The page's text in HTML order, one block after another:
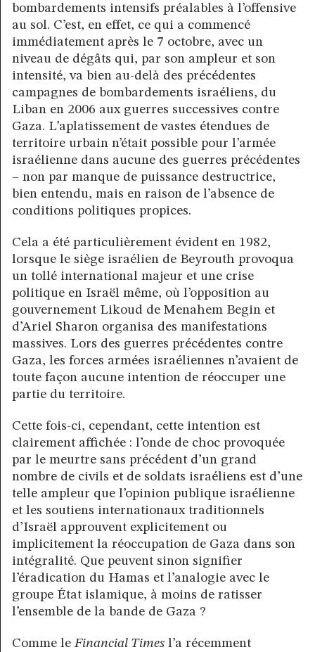
bombardements intensifs préalables à l’offensive
au sol. C’est, en effet, ce qui a commencé
immédiatement après le 7 octobre, avec un
niveau de dégâts qui, par son ampleur et son
intensité, va bien au-delà des précédentes
campagnes de bombardements israéliens, du
Liban en 2006 aux guerres successives contre
Gaza. L’aplatissement de vastes étendues de
territoire urbain n’était possible pour l’armée
israélienne dans aucune des guerres précédentes
– non par manque de puissance destructrice,
bien entendu, mais en raison de l’absence de
conditions politiques propices.
Cela a été particulièrement évident en 1982,
lorsque le siège israélien de Beyrouth provoqua
un tollé international majeur et une crise
politique en Israël même, où l’opposition au
gouvernement Likoud de Menahem Begin et
d’Ariel Sharon organisa des manifestations
massives. Lors des guerres précédentes contre
Gaza, les forces armées israéliennes n’avaient de
toute façon aucune intention de réoccuper une
partie du territoire.
Cette fois-ci, cependant, cette intention est
clairement affichée : l’onde de choc provoquée
par le meurtre sans précédent d’un grand
nombre de civils et de soldats israéliens est d’une
telle ampleur que l’opinion publique israélienne
et les soutiens internationaux traditionnels
d’Israël approuvent explicitement ou
implicitement la réoccupation de Gaza dans son
intégralité. Que peuvent sinon signifier
l’éradication du Hamas et l’analogie avec le
groupe État islamique, à moins de ratisser
l’ensemble de la bande de Gaza ?
Comme leFinancial Times l’a récemment